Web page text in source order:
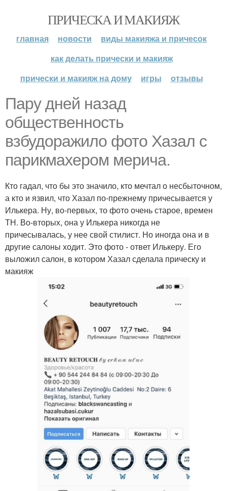
ПРИЧЕСКА И МАКИЯЖ
главная новости
виды макияжа и причесок
как делать прически и макияж
прически и макияж на дому
игры отзывы
Пару дней назад
общественность
взбудоражило фото Хазал с
парикмахером мерича.
Кто гадал, что бы это значило, кто мечтал о несбыточном,
а кто и язвил, что Хазал по-прежнему причесывается у
Илькера. Ну, во-первых, то фото очень старое, времен
ТН. Во-вторых, она у Илькера никогда не
причесывалась, у нее свой стилист. Но иногда она и в
другие салоны ходит. Это фото - ответ Илькеру. Его
выложил салон, в котором Хазал сделала прическу и
макияж